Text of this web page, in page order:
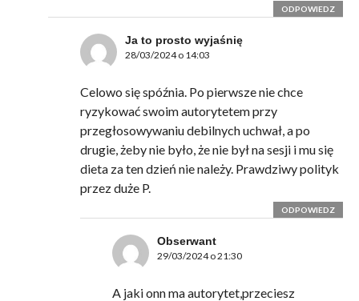
ODPOWIEDZ
Ja to prosto wyjaśnię
28/03/2024 o 14:03
Celowo się spóźnia. Po pierwsze nie chce
ryzykować swoim autorytetem przy
przegłosowywaniu debilnych uchwał, a po
drugie, żeby nie było, że nie był na sesji i mu się
dieta za ten dzień nie należy. Prawdziwy polityk
przez duże P.
ODPOWIEDZ
Obserwant
29/03/2024 o 21:30
A jaki onn ma autorytet,przeciesz